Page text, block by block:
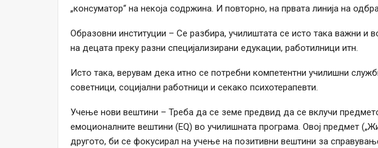
„консуматор“ на некоја содржина. И повторно, на првата линија на
Образовни институции – Се разбира, училиштата се исто така важни и
на децата преку разни специјализирани едукации, работилници итн.
Исто така, верувам дека итно се потребни компетентни училишни
советници, социјални работници и секако психотерапевти.
Учење нови вештини – Треба да се земе предвид да се вклучи
емоционалните вештини (EQ) во училишната програма. Овој предмет
другото, би се фокусирал на учење на позитивни вештини за